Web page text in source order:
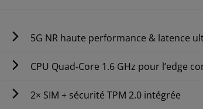
5G NR haute performance & latence
CPU Quad-Core 1.6 GHz pour l’edge
2× SIM + sécurité TPM 2.0 intégrée